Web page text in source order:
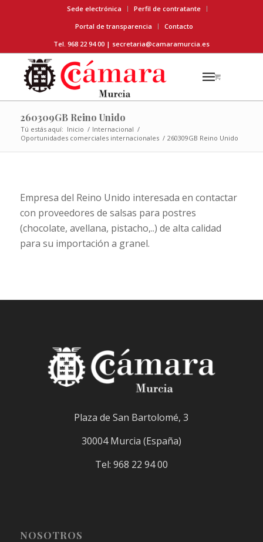
Sede electrónica
Perfil de contratante
Portal de transparencia
Contacto
Tel. 968 22 94 00 | secretaria@camaramurcia.es
260309GB Reino Unido
Tú estás aquí: Inicio / Internacional /
Oportunidades comerciales internacionales / 260309GB Reino Unido
Empresa del Reino Unido interesada en contactar
con proveedores de salsas para postres
(chocolate, avellana, pistacho,..) de alta calidad
para su importación a granel.
Plaza de San Bartolomé, 3
30004 Murcia (España)
Tel: 968 22 94 00
NOSOTROS